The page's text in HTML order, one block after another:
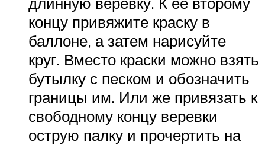
концу привяжите краску в
баллоне, а затем нарисуйте
круг. Вместо краски можно взять
бутылку с песком и обозначить
границы им. Или же привязать к
свободному концу веревки
острую палку и прочертить на